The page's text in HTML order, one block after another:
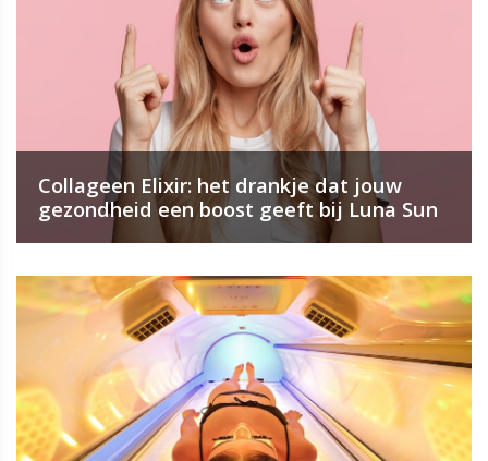
Collageen Elixir: het drankje dat jouw
gezondheid een boost geeft bij Luna Sun